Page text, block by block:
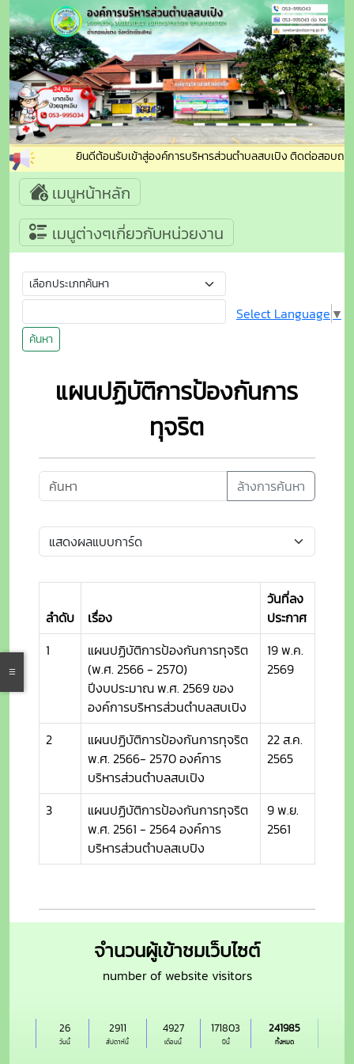
ยินดีต้อนรับเข้าสู่องค์การบริหารส่วนตำบลสบเปิง ติดต่อสอบถา
เมนูหน้าหลัก
เมนูต่างๆเกี่ยวกับหน่วยงาน
ค้นหา
Select Language ▼
แผนปฏิบัติการป้องกันการ
ทุจริต
ล้างการค้นหา
ลำดับ เรื่อง
วันที่ลง
ประกาศ
1
แผนปฏิบัติการป้องกันการทุจริต
(พ.ศ. 2566 - 2570)
ปีงบประมาณ พ.ศ. 2569 ของ
องค์การบริหารส่วนตำบลสบเปิง
19 พ.ค.
2569
2
แผนปฏิบัติการป้องกันการทุจริต
พ.ศ. 2566- 2570 องค์การ
บริหารส่วนตำบลสบเปิง
22 ส.ค.
2565
3
แผนปฏิบัติการป้องกันการทุจริต
พ.ศ. 2561 - 2564 องค์การ
บริหารส่วนตำบลสเบปิง
9 พ.ย.
2561
จำนวนผู้เข้าชมเว็บไซต์
number of website visitors
วันนี้
26
สัปดาห์นี้
2911
เดือนนี้
4927
ปีนี้
171803
ทั้งหมด
241985